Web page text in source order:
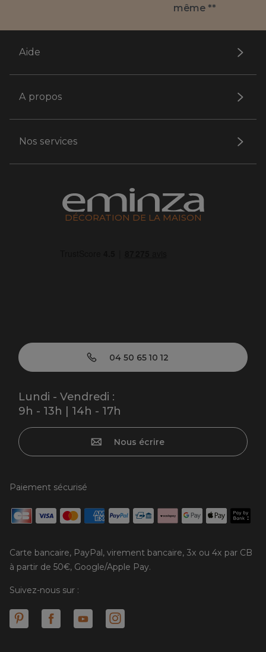
même **
Aide
A propos
Nos services
DÉCORATION DE LA MAISON
04 50 65 10 12
Lundi - Vendredi :
9h - 13h | 14h - 17h
Nous écrire
Paiement sécurisé
Carte bancaire, PayPal, virement bancaire, 3x ou 4x par CB
à partir de 50€, Google/Apple Pay.
Suivez-nous sur :